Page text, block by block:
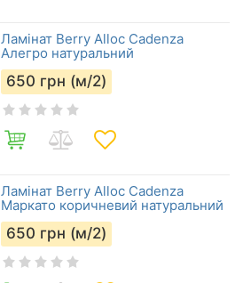
Ламінат Berry Alloc Cadenza
Алегро натуральний
650 грн (м/2)
Ламінат Berry Alloc Cadenza
Маркато коричневий натуральний
650 грн (м/2)